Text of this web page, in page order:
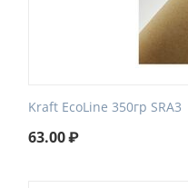
Kraft EcoLine 350гр SRA3
63.00₽